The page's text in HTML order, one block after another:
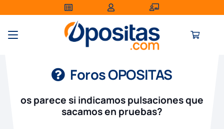
Foros OPOSITAS
os parece si indicamos pulsaciones que
sacamos en pruebas?